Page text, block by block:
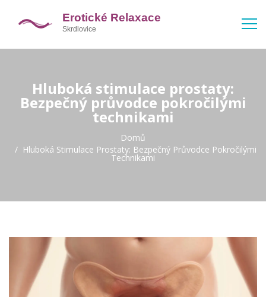
Hluboká stimulace prostaty:
Bezpečný průvodce pokročilými
technikami
Domů
Hluboká Stimulace Prostaty: Bezpečný Průvodce Pokročilými
Technikami